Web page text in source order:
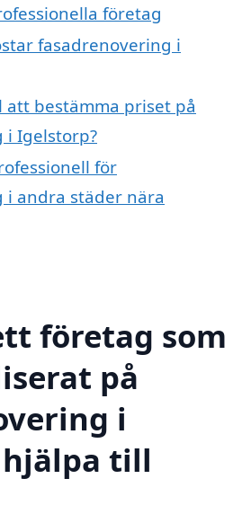
företag
fasadrenovering i
att bestämma priset på
i Igelstorp?
för
i andra städer nära
företag som
på
i
till